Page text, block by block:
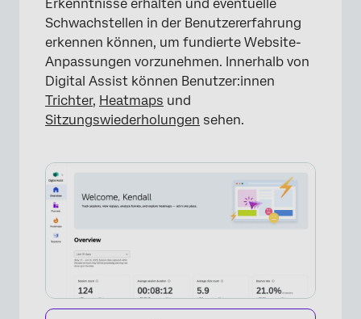
Erkenntnisse erhalten und eventuelle
Schwachstellen in der Benutzererfahrung
erkennen können, um fundierte Website-
Anpassungen vorzunehmen. Innerhalb von
Digital Assist können Benutzer:innen
Trichter, Heatmaps und
Sitzungswiederholungen sehen.